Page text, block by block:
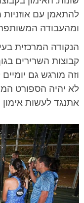
להתאמן עם
ומהעבודה המשותפת
הנקודה המרכזית
קבוצות השרירים
וזה מורגש גם
לא יהיה הספורט
אתנגד לעשות